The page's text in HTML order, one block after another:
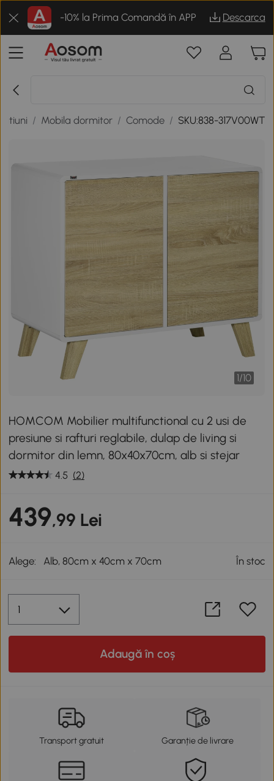
-10% la Prima Comandă în APP Descarca
/ Mobila dormitor / Comode / SKU:838-317V00WT
1/10
HOMCOM Mobilier multifunctional cu 2 usi de
presiune si rafturi reglabile, dulap de living si
dormitor din lemn, 80x40x70cm, alb si stejar
4.5 (2)
439,99 Lei
Alege: Alb, 80cm x 40cm x 70cm În stoc
Adaugă în coș
Transport gratuit Garanție de livrare